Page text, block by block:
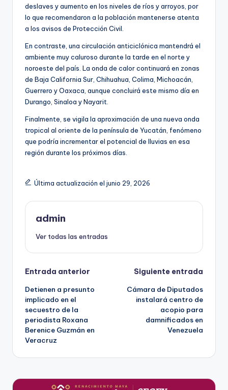
deslaves y aumento en los niveles de ríos y arroyos, por
lo que recomendaron a la población mantenerse atenta
a los avisos de Protección Civil.
En contraste, una circulación anticiclónica mantendrá el
ambiente muy caluroso durante la tarde en el norte y
noroeste del país. La onda de calor continuará en zonas
de Baja California Sur, Chihuahua, Colima, Michoacán,
Guerrero y Oaxaca, aunque concluirá este mismo día en
Durango, Sinaloa y Nayarit.
Finalmente, se vigila la aproximación de una nueva onda
tropical al oriente de la península de Yucatán, fenómeno
que podría incrementar el potencial de lluvias en esa
región durante los próximos días.
Última actualización el junio 29, 2026
admin
Ver todas las entradas
Navegación
de
entradas
Entrada anterior
Detienen a presunto
implicado en el
secuestro de la
periodista Roxana
Berenice Guzmán en
Veracruz
Siguiente entrada
Cámara de Diputados
instalará centro de
acopio para
damnificados en
Venezuela